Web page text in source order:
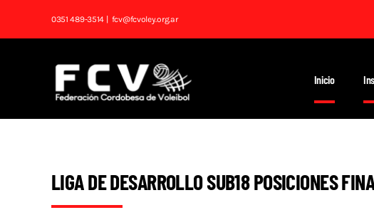
0351 489-3514 | fcv@fcvoley.org.ar
Inicio
LIGA DE DESARROLLO SUB18 POSICIONES